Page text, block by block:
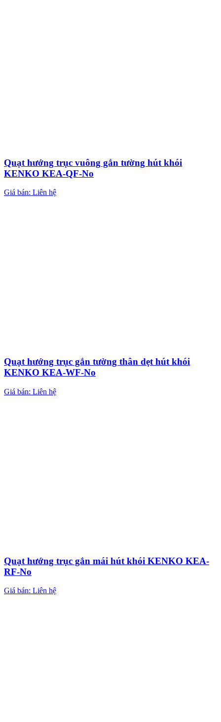
Quạt hướng trục vuông gắn tường hút khói
KENKO KEA-QF-No
Giá bán: Liên hệ
Quạt hướng trục gắn tường thân dẹt hút khói
KENKO KEA-WF-No
Giá bán: Liên hệ
Quạt hướng trục gắn mái hút khói KENKO KEA-
RF-No
Giá bán: Liên hệ